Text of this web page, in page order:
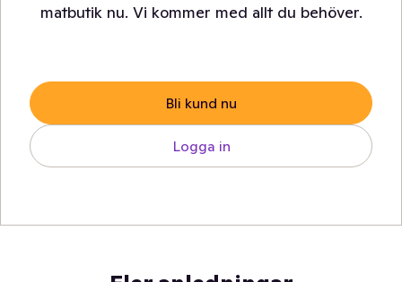
matbutik nu. Vi kommer med allt du behöver.
Bli kund nu
Logga in